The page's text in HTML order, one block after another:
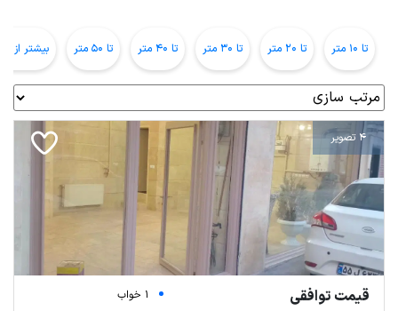
تا 10 متر تا 20 متر تا 30 متر تا 40 متر تا 50 متر بیشتر از 50 متر
4 تصویر
قیمت توافقی
1 خواب